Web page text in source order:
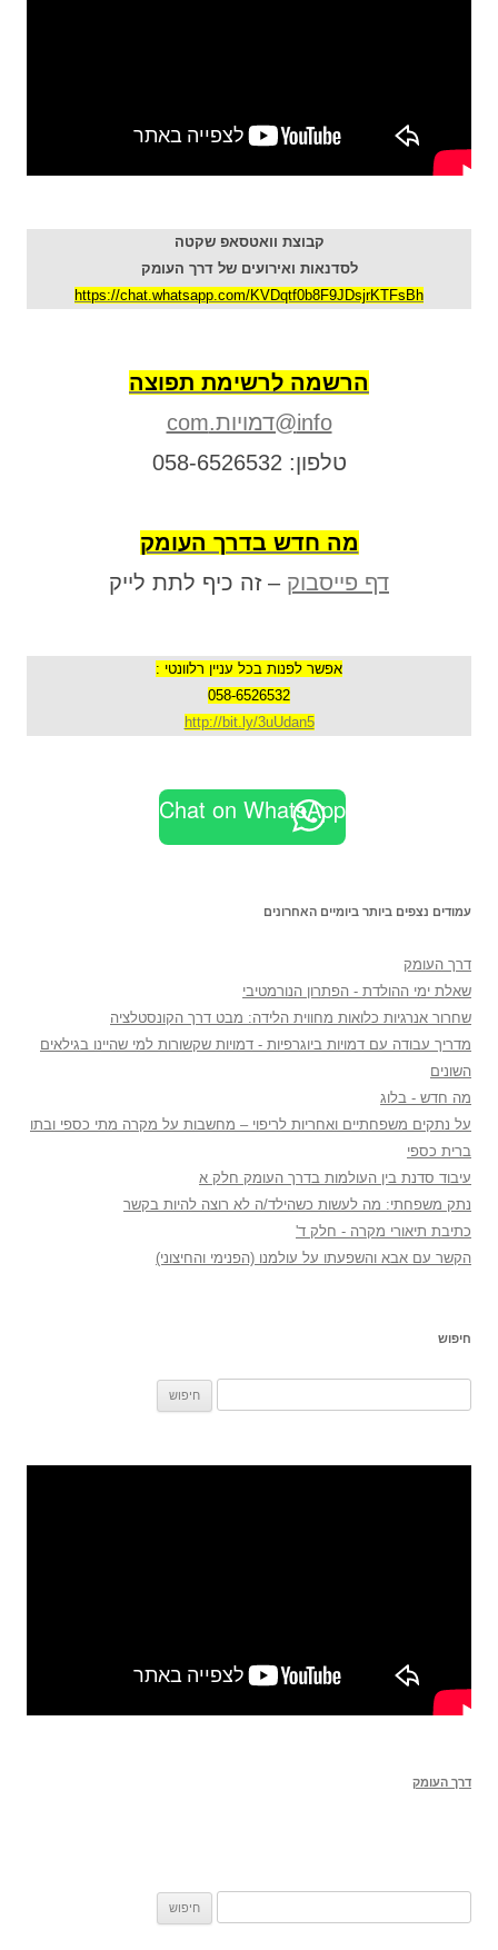
קבוצת וואטסאפ שקטה
לסדנאות ואירועים של דרך העומק
https://chat.whatsapp.com/KVDqtf0b8F9JDsjrKTFsBh
הרשמה לרשימת תפוצה
info@דמויות.com
טלפון: 058-6526532
מה חדש בדרך העומק
דף פייסבוק – זה כיף לתת לייק
אפשר לפנות בכל עניין רלוונטי :
058-6526532
http://bit.ly/3uUdan5
Chat on WhatsApp
עמודים נצפים ביותר ביומיים האחרונים
דרך העומק
שאלת ימי ההולדת - הפתרון הנורמטיבי
שחרור אנרגיות כלואות מחווית הלידה: מבט דרך הקונסטלציה
מדריך עבודה עם דמויות ביוגרפיות - דמויות שקשורות למי שהיינו בגילאים
השונים
מה חדש - בלוג
על נתקים משפחתיים ואחריות לריפוי – מחשבות על מקרה מתי כספי ובתו
ברית כספי
עיבוד סדנת בין העולמות בדרך העומק חלק א
נתק משפחתי: מה לעשות כשהילד/ה לא רוצה להיות בקשר
כתיבת תיאורי מקרה - חלק ד'
הקשר עם אבא והשפעתו על עולמנו (הפנימי והחיצוני)
חיפוש
דרך העומק